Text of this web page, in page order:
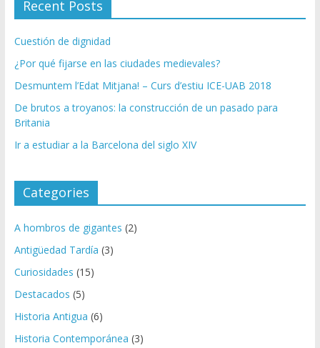
o
e
l
e
c
t
ó
i
Recent Posts
Cuestión de dignidad
¿Por qué fijarse en las ciudades medievales?
Desmuntem l’Edat Mitjana! – Curs d’estiu ICE-UAB 2018
De brutos a troyanos: la construcción de un pasado para
Britania
Ir a estudiar a la Barcelona del siglo XIV
Categories
A hombros de gigantes (2)
Antigüedad Tardía (3)
Curiosidades (15)
Destacados (5)
Historia Antigua (6)
Historia Contemporánea (3)